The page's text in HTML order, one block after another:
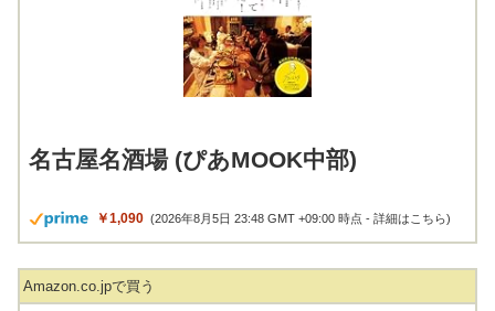
名古屋名酒場 (ぴあMOOK中部)
￥1,090 (2026年8月5日 23:48 GMT +09:00 時点 -詳細はこちら)
Amazon.co.jpで買う